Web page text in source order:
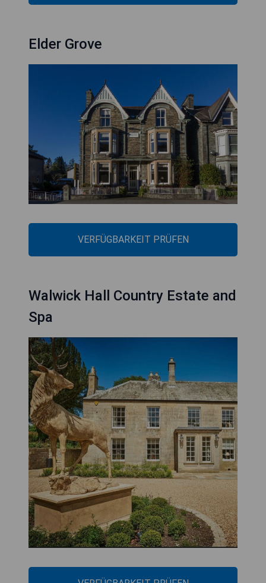
Elder Grove
VERFÜGBARKEIT PRÜFEN
Walwick Hall Country Estate and
Spa